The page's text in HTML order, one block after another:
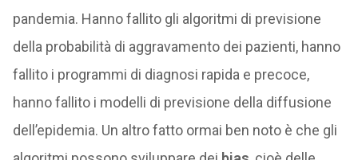
pandemia. Hanno fallito gli algoritmi di previsione
della probabilità di aggravamento dei pazienti, hanno
fallito i programmi di diagnosi rapida e precoce,
hanno fallito i modelli di previsione della diffusione
dell’epidemia. Un altro fatto ormai ben noto è che gli